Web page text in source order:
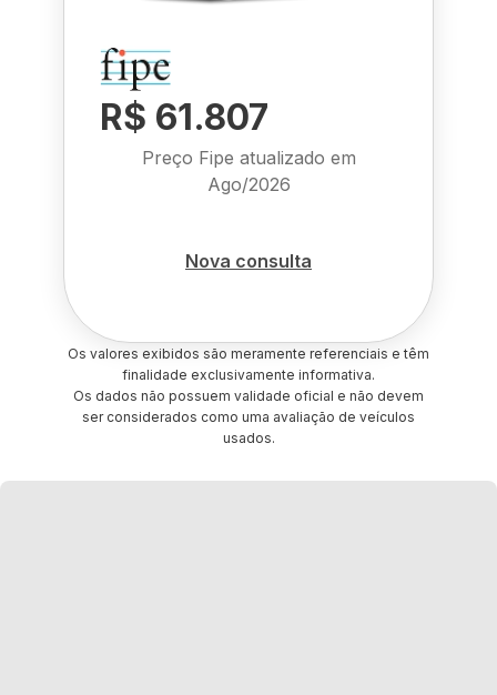
R$ 61.807
Preço Fipe atualizado em
Ago/2026
Nova consulta
Os valores exibidos são meramente referenciais e têm
finalidade exclusivamente informativa.
Os dados não possuem validade oficial e não devem
ser considerados como uma avaliação de veículos
usados.